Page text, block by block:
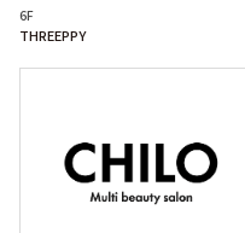
6F
THREEPPY